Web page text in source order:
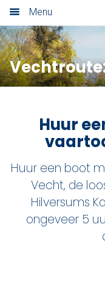
Menu
Home
Locaties
Utrecht
Rotterdam
Huur
Huur een boot
Vecht, de
Hilversums
ongeveer 5